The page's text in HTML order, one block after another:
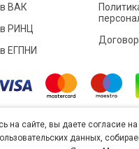
ВАК
РИНЦ
ЕГПНИ
произведение
Commons «Attribution»
на сайте, вы даете согласие
данных,